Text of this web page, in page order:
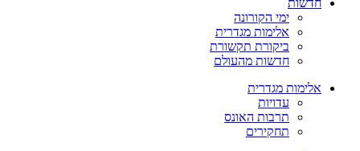
ימי הקורונה
אלימות מגדרית
ביקורת תקשורת
חדשות מהעולם
אלימות מגדרית
עדויות
תרבות האונס
תחקירים